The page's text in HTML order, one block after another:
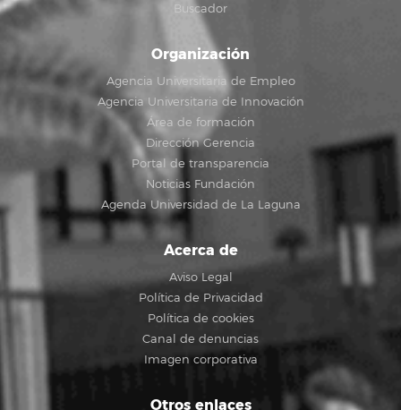
Buscador
Organización
Agencia Universitaria de Empleo
Agencia Universitaria de Innovación
Área de formación
Dirección Gerencia
Portal de transparencia
Noticias Fundación
Agenda Universidad de La Laguna
Acerca de
Aviso Legal
Política de Privacidad
Política de cookies
Canal de denuncias
Imagen corporativa
Otros enlaces